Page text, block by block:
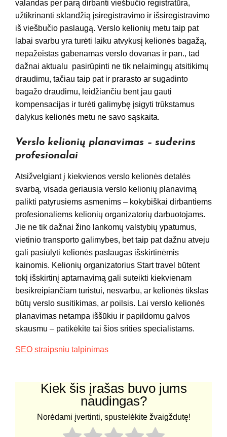
valandas per parą dirbanti viešbučio registratūra,
užtikrinanti sklandžią įsiregistravimo ir išsiregistravimo
iš viešbučio paslaugą. Verslo kelionių metu taip pat
labai svarbu yra turėti laiku atvykusį kelionės bagažą,
nepažeistas gabenamas verslo dovanas ir pan., tad
dažnai aktualu pasirūpinti ne tik nelaimingų atsitikimų
draudimu, tačiau taip pat ir prarasto ar sugadinto
bagažo draudimu, leidžiančiu bent jau gauti
kompensacijas ir turėti galimybę įsigyti trūkstamus
dalykus kelionės metu ne savo sąskaita.
Verslo kelionių planavimas – suderins
profesionalai
Atsižvelgiant į kiekvienos verslo kelionės detalės
svarbą, visada geriausia verslo kelionių planavimą
palikti patyrusiems asmenims – kokybiškai dirbantiems
profesionaliems kelionių organizatorių darbuotojams.
Jie ne tik dažnai žino lankomų valstybių ypatumus,
vietinio transporto galimybes, bet taip pat dažnu atveju
gali pasiūlyti kelionės paslaugas išskirtinėmis
kainomis. Kelionių organizatorius Start travel būtent
tokį išskirtinį aptarnavimą gali suteikti kiekvienam
besikreipiančiam turistui, nesvarbu, ar kelionės tikslas
būtų verslo susitikimas, ar poilsis. Lai verslo kelionės
planavimas netampa iššūkiu ir papildomu galvos
skausmu – patikėkite tai šios srities specialistams.
SEO straipsniu talpinimas
Kiek šis įrašas buvo jums
naudingas?
Norėdami įvertinti, spustelėkite žvaigždutę!